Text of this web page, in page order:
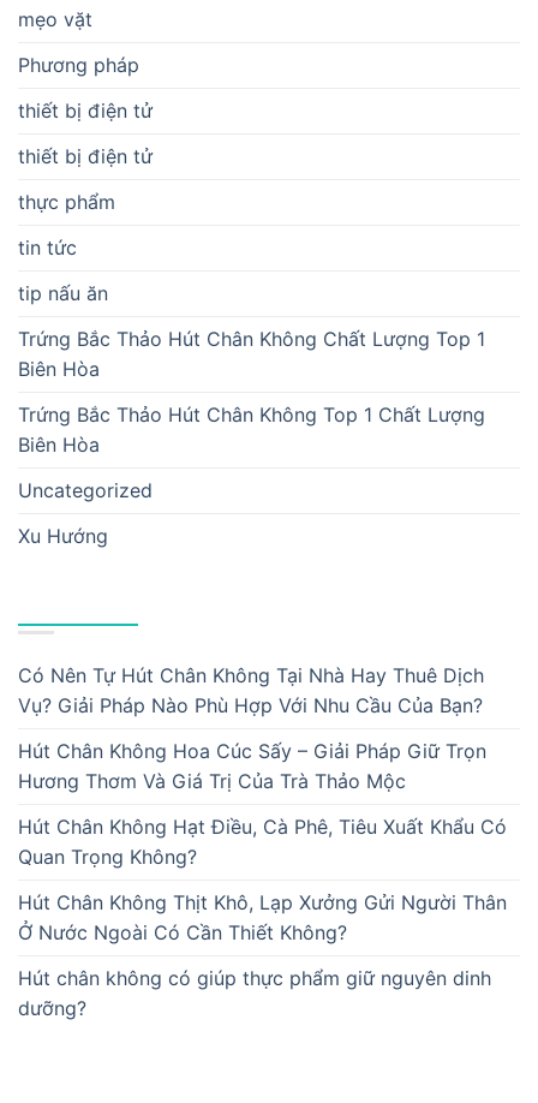
mẹo vặt
Phương pháp
thiết bị điện tử
thiết bị điện tử
thực phẩm
tin tức
tip nấu ăn
Trứng Bắc Thảo Hút Chân Không Chất Lượng Top 1
Biên Hòa
Trứng Bắc Thảo Hút Chân Không Top 1 Chất Lượng
Biên Hòa
Uncategorized
Xu Hướng
Có Nên Tự Hút Chân Không Tại Nhà Hay Thuê Dịch
Vụ? Giải Pháp Nào Phù Hợp Với Nhu Cầu Của Bạn?
Hút Chân Không Hoa Cúc Sấy – Giải Pháp Giữ Trọn
Hương Thơm Và Giá Trị Của Trà Thảo Mộc
Hút Chân Không Hạt Điều, Cà Phê, Tiêu Xuất Khẩu Có
Quan Trọng Không?
Hút Chân Không Thịt Khô, Lạp Xưởng Gửi Người Thân
Ở Nước Ngoài Có Cần Thiết Không?
Hút chân không có giúp thực phẩm giữ nguyên dinh
dưỡng?